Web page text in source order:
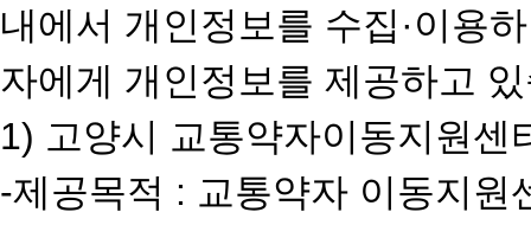
내에서 개인정보를 수집·이용
자에게 개인정보를 제공하고
1) 고양시 교통약자이동지원
-제공목적 : 교통약자 이동지